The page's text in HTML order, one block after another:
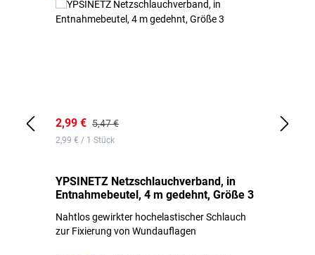
2,99 € 5,47 €
2,99 € / 1 Stück
YPSINETZ Netzschlauchverband, in
Entnahmebeutel, 4 m gedehnt, Größe 3
Nahtlos gewirkter hochelastischer Schlauch
zur Fixierung von Wundauflagen